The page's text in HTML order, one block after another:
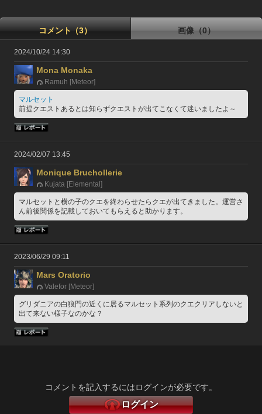
コメント（3） 画像（0）
2024/10/24 14:30
Mona Monaka
Ramuh [Meteor]
マルセット
前提クエストあるとは知らずクエストが出てこなくて迷いましたよ～
2024/02/07 13:45
Monique Bruchollerie
Kujata [Elemental]
マルセットと横の子のクエを終わらせたらクエが出てきました。運営さ
ん前後関係を記載しておいてもらえると助かります。
2023/06/29 09:11
Mars Oratorio
Valefor [Meteor]
グリダニアの白狼門の近くに居るマルセット系列のクエクリアしないと
出て来ない様子なのかな？
コメントを記入するにはログインが必要です。
ログイン